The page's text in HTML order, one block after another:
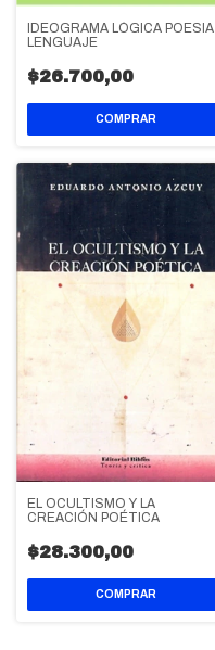
IDEOGRAMA LÓGICA POESIA
LENGUAJE
$26.700,00
EL OCULTISMO Y LA
CREACIÓN POÉTICA
$28.300,00